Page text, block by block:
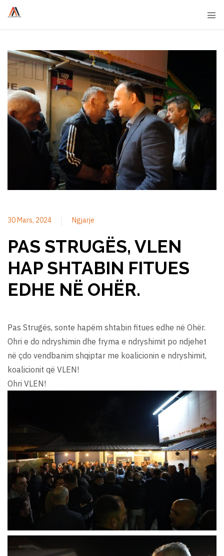
30 Mars, 2024 Ngjarje
PAS STRUGËS, VLEN
HAP SHTABIN FITUES
EDHE NË OHËR.
Pas Strugës, sonte hapëm shtabin fitues edhe në Ohër.
Ohri e do ndryshimin dhe fryma e ndryshimit po ndjehet
në çdo vendbanim shqiptar me koalicionin e ndryshimit,
koalicionit që VLEN!
Ohri VLEN!